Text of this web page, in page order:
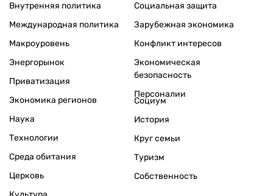
Внутренняя политика
Международная политика
Макроуровень
Энергорынок
Приватизация
Экономика регионов
Социальная защита
Зарубежная экономика
Конфликт интересов
Экономическая
безопасность
Персоналии
Наука
Технологии
Среда обитания
Церковь
Социум
История
Круг семьи
Туризм
Собственность